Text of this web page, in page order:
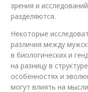
зрения и
разделяются.
Некоторые
различия между
в биологических и
на разницу в
особенностях и
могут влиять на